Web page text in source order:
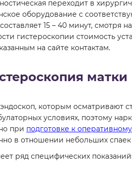
переходит в
оборудование с
15 – 40 минут, смотря
гистероскопии стоимость
на сайте контактам.
матки
которым осматривают
условиях, поэтому
при подготовке к
в отношении небольших спаек
ряд специфических показаний: